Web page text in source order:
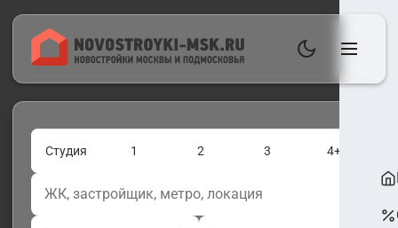
Студия 1 2 3 4+